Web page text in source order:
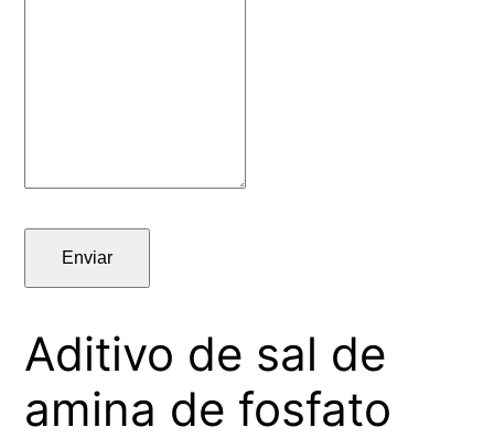
Enviar
Aditivo de sal de
amina de fosfato